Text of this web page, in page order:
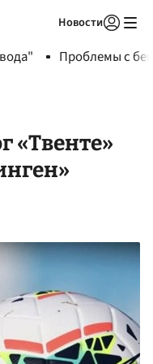
Новости
Проблемы с
«Твенте»